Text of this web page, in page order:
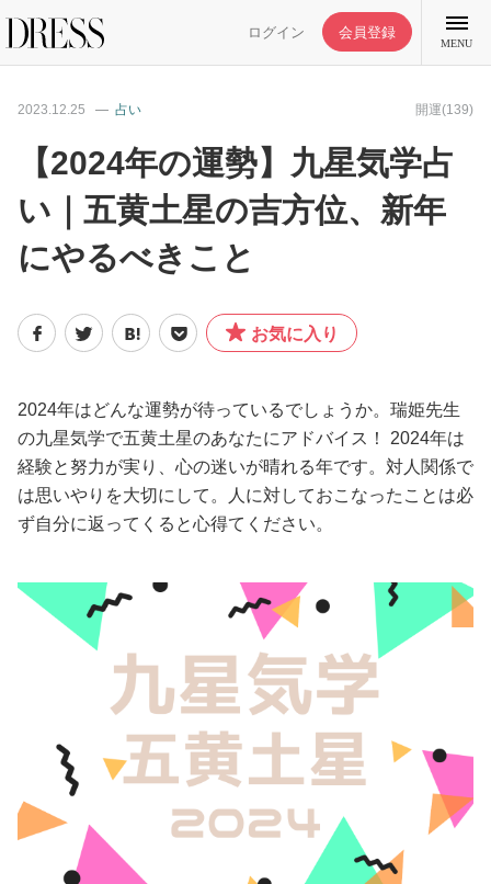
ログイン 会員登録
MENU
特集記事
DRESS部活
ライフスタイル
ファッション
恋愛/結婚/離婚
美容/健康
ワークスタイル
妊娠/出産/家族
トラベル
2023.12.25 占い 開運(139)
【2024年の運勢】九星気学占
い｜五黄土星の吉方位、新年
にやるべきこと
お気に入り
2024年はどんな運勢が待っているでしょうか。瑞姫先生
の九星気学で五黄土星のあなたにアドバイス！ 2024年は
経験と努力が実り、心の迷いが晴れる年です。対人関係で
は思いやりを大切にして。人に対しておこなったことは必
ず自分に返ってくると心得てください。